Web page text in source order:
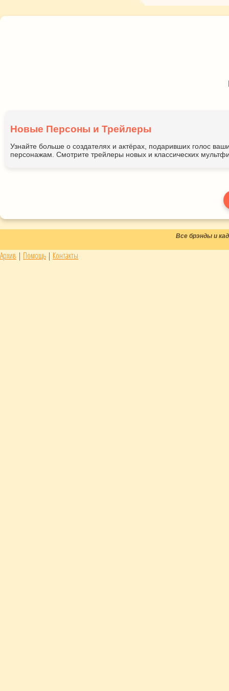
Новые Персоны и Трейлеры
Узнайте больше о создателях и актёрах, подаривших голос
персонажам. Смотрите трейлеры новых и классических
Все брэнды и
Архив | Помощь | Контакты